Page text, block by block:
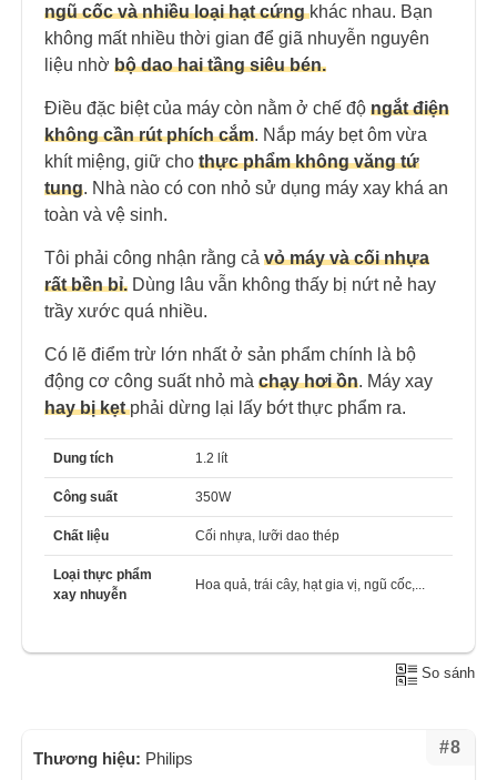
ngũ cốc và nhiều loại hạt cứng khác nhau. Bạn
không mất nhiều thời gian để giã nhuyễn nguyên
liệu nhờ bộ dao hai tầng siêu bén.
Điều đặc biệt của máy còn nằm ở chế độ ngắt điện
không cần rút phích cắm. Nắp máy bẹt ôm vừa
khít miệng, giữ cho thực phẩm không văng tứ
tung. Nhà nào có con nhỏ sử dụng máy xay khá an
toàn và vệ sinh.
Tôi phải công nhận rằng cả vỏ máy và cối nhựa
rất bền bỉ. Dùng lâu vẫn không thấy bị nứt nẻ hay
trầy xước quá nhiều.
Có lẽ điểm trừ lớn nhất ở sản phẩm chính là bộ
động cơ công suất nhỏ mà chạy hơi ồn. Máy xay
hay bị kẹt phải dừng lại lấy bớt thực phẩm ra.
Dung tích 1.2 lít
Công suất 350W
Chất liệu Cối nhựa, lưỡi dao thép
Loại thực phẩm
xay nhuyễn
Hoa quả, trái cây, hạt gia vị, ngũ cốc,...
So sánh
#8
Thương hiệu: Philips